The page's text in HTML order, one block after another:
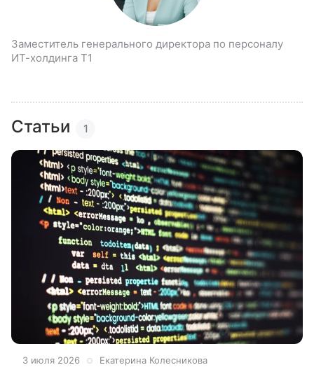
Заместитель генерального директора по персоналу
ИТ-холдинга Т1
Статьи 1
3 июля 2026 Екатерина Колесникова